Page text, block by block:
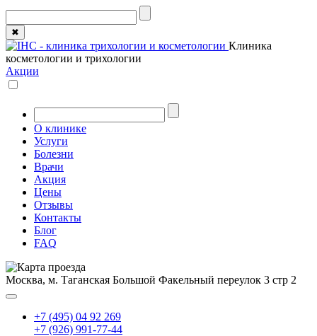
✖
Клиника
косметологии и трихологии
Акции
О клинике
Услуги
Болезни
Врачи
Акция
Цены
Отзывы
Контакты
Блог
FAQ
Москва, м. Таганская Большой Факельный переулок 3 стр 2
+7 (495) 04 92 269
+7 (926) 991-77-44